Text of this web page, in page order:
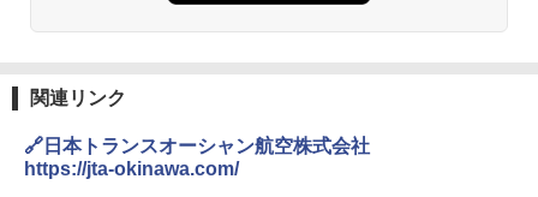
秒）射程5～10m 安全ロック搭載 携帯収納袋
付き ヒグマ・イノシシ対策 自治体・教育機
関連リンク
🔗日本トランスオーシャン航空株式会社
https://jta-okinawa.com/